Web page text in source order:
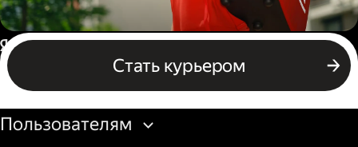
Пеший курьер
Стать курьером
Россия
Бизнесу
Пользователям